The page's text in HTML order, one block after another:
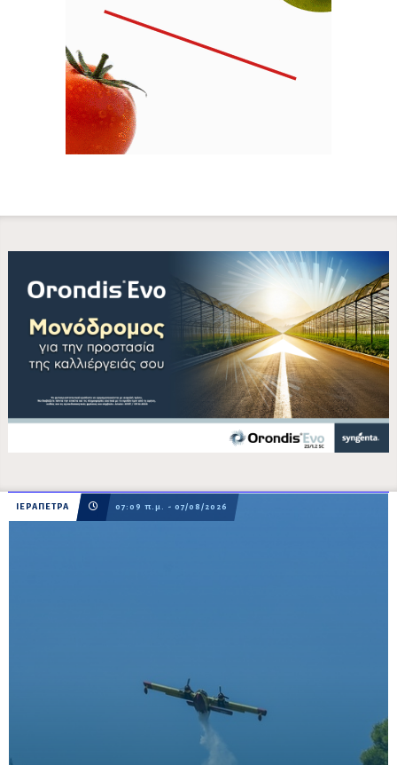
ΙΕΡΑΠΕΤΡΑ 07:09 π.μ. - 07/08/2026